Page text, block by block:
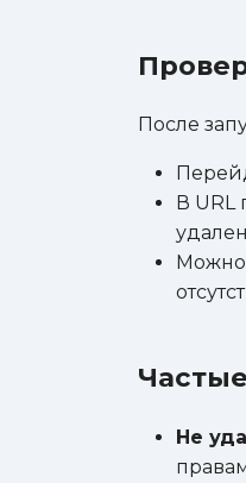
После
В URL
Можно
Не